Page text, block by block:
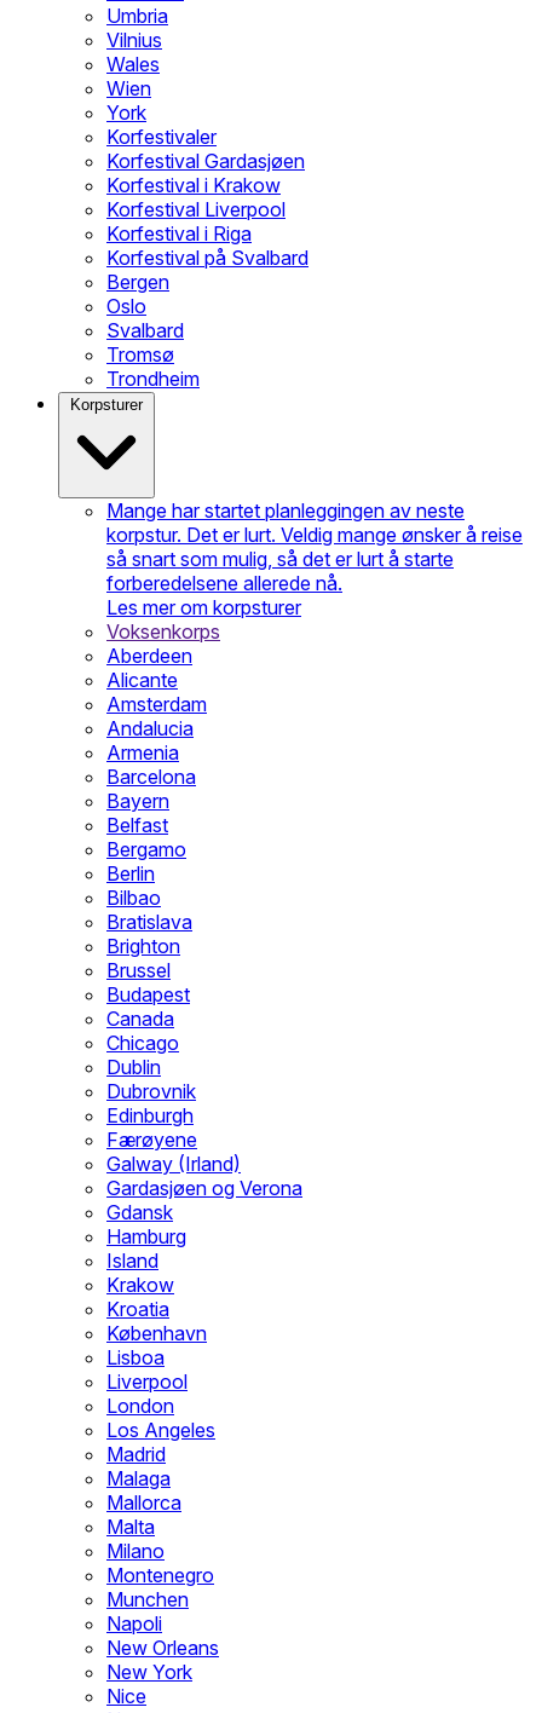
Umbria
Vilnius
Wales
Wien
York
Korfestivaler
Korfestival Gardasjøen
Korfestival i Krakow
Korfestival Liverpool
Korfestival i Riga
Korfestival på Svalbard
Bergen
Oslo
Svalbard
Tromsø
Trondheim
Korpsturer
Mange har startet planleggingen av neste
korpstur. Det er lurt. Veldig mange ønsker å reise
så snart som mulig, så det er lurt å starte
forberedelsene allerede nå.
Les mer om korpsturer
Voksenkorps
Aberdeen
Alicante
Amsterdam
Andalucia
Armenia
Barcelona
Bayern
Belfast
Bergamo
Berlin
Bilbao
Bratislava
Brighton
Brussel
Budapest
Canada
Chicago
Dublin
Dubrovnik
Edinburgh
Færøyene
Galway (Irland)
Gardasjøen og Verona
Gdansk
Hamburg
Island
Krakow
Kroatia
København
Lisboa
Liverpool
London
Los Angeles
Madrid
Malaga
Mallorca
Malta
Milano
Montenegro
Munchen
Napoli
New Orleans
New York
Nice